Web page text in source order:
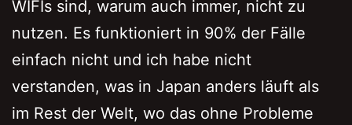
WIFIs sind, warum auch immer, nicht zu
nutzen. Es funktioniert in 90% der Fälle
einfach nicht und ich habe nicht
verstanden, was in Japan anders läuft als
im Rest der Welt, wo das ohne Probleme